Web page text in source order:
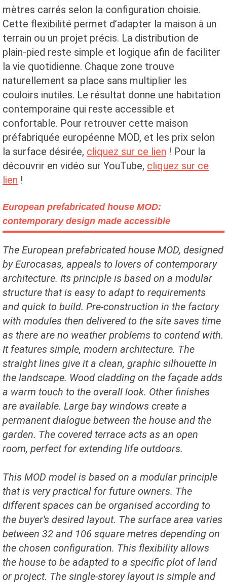
mètres carrés selon la configuration choisie.
Cette flexibilité permet d’adapter la maison à un
terrain ou un projet précis. La distribution de
plain-pied reste simple et logique afin de faciliter
la vie quotidienne. Chaque zone trouve
naturellement sa place sans multiplier les
couloirs inutiles. Le résultat donne une habitation
contemporaine qui reste accessible et
confortable. Pour retrouver cette maison
préfabriquée européenne MOD, et les prix selon
la surface désirée, cliquez sur ce lien ! Pour la
découvrir en vidéo sur YouTube, cliquez sur ce
lien !
European prefabricated house MOD:
contemporary design made accessible
The European prefabricated house MOD, designed
by Eurocasas, appeals to lovers of contemporary
architecture. Its principle is based on a modular
structure that is easy to adapt to requirements
and quick to build. Pre-construction in the factory
with modules then delivered to the site saves time
as there are no weather problems to contend with.
It features simple, modern architecture. The
straight lines give it a clean, graphic silhouette in
the landscape. Wood cladding on the façade adds
a warm touch to the overall look. Other finishes
are available. Large bay windows create a
permanent dialogue between the house and the
garden. The covered terrace acts as an open
room, perfect for extending life outdoors.
This MOD model is based on a modular principle
that is very practical for future owners. The
different spaces can be organised according to
the buyer's desired layout. The surface area varies
between 32 and 106 square metres depending on
the chosen configuration. This flexibility allows
the house to be adapted to a specific plot of land
or project. The single-storey layout is simple and